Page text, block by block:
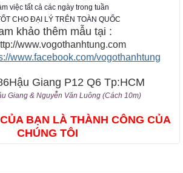
việc tất cả các ngày trong tuần
CHO ĐẠI LÝ TRÊN TOÀN QUỐC
khảo thêm mẫu tại :
www.vogothanhtung.com
www.facebook.com/vogothanhtung
Giang P12 Q6 Tp:HCM
Giang & Nguyễn Văn Luông (Cách 10m)
BẠN LÀ THÀNH CÔNG CỦA
CHÚNG TÔI